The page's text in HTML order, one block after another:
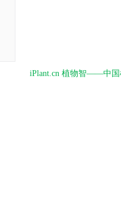
iPlant.cn 植物智——中国